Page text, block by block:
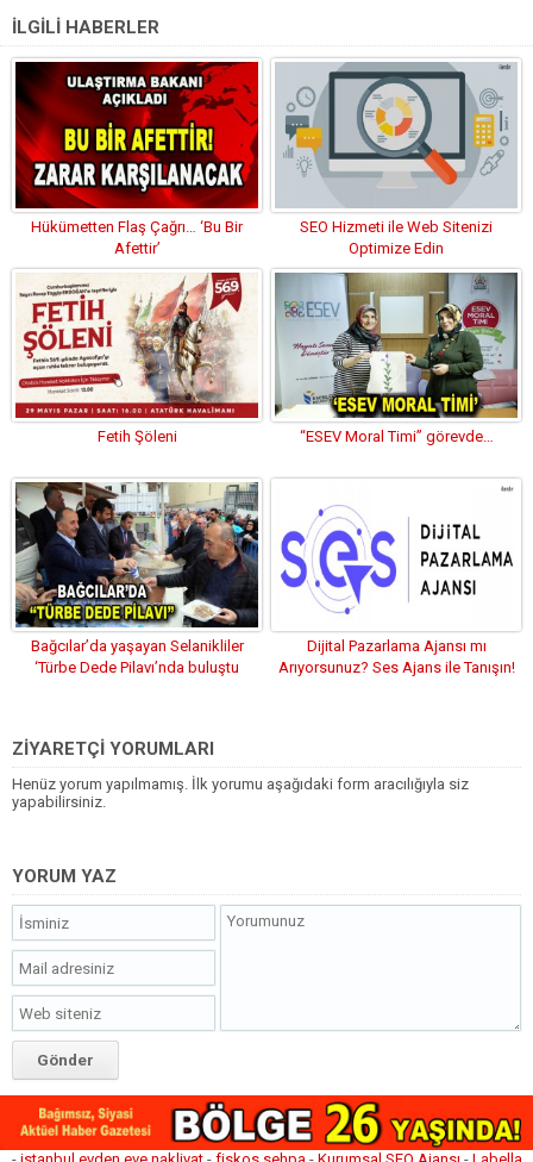
İLGİLİ HABERLER
Hükümetten Flaş Çağrı… ‘Bu Bir
Afettir’
SEO Hizmeti ile Web Sitenizi
Optimize Edin
Fetih Şöleni “ESEV Moral Timi” görevde…
Bağcılar’da yaşayan Selanikliler
‘Türbe Dede Pilavı’nda buluştu
Dijital Pazarlama Ajansı mı
Arıyorsunuz? Ses Ajans ile Tanışın!
ZİYARETÇİ YORUMLARI
Henüz yorum yapılmamış. İlk yorumu aşağıdaki form aracılığıyla siz
yapabilirsiniz.
YORUM YAZ